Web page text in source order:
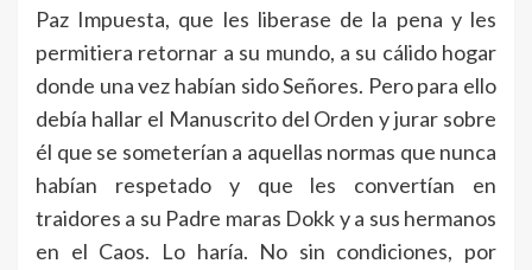
Paz Impuesta, que les liberase de la pena y les
permitiera retornar a su mundo, a su cálido hogar
donde una vez habían sido Señores. Pero para ello
debía hallar el Manuscrito del Orden y jurar sobre
él que se someterían a aquellas normas que nunca
habían respetado y que les convertían en
traidores a su Padre maras Dokk y a sus hermanos
en el Caos. Lo haría. No sin condiciones, por